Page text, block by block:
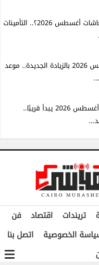
متى تصرف معاشات أغسطس 2026؟.. التأمينات
معاشات أغسطس 2026 بالزيادة الجديدة.. موعد
صرف معاشات أغسطس 2026 يبدأ قريبًا..
تريندات اقتصاد
فن
الخصوصية
اتصل بنا